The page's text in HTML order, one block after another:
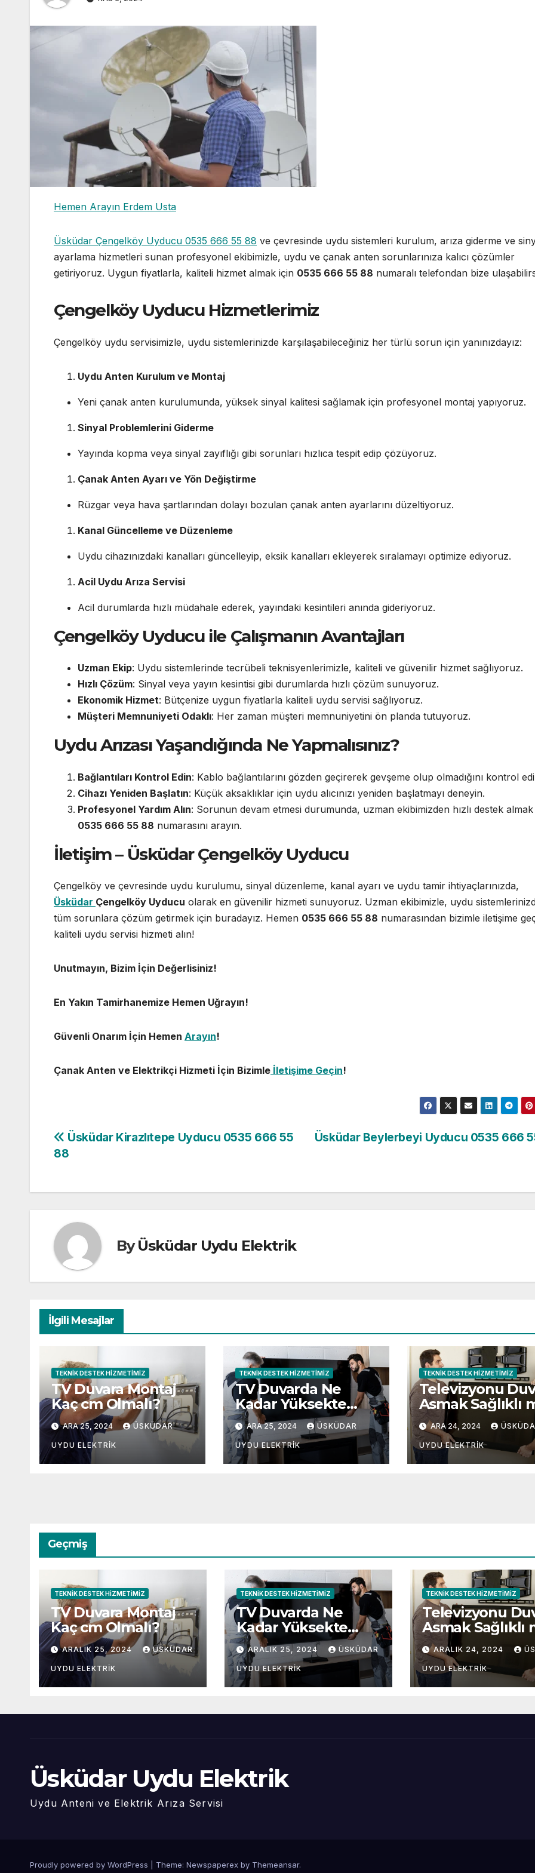
Hemen Arayın Erdem Usta
Üsküdar Çengelköy Uyducu 0535 666 55 88 ve çevresinde uydu sistemleri kurulum, arıza giderme ve
ayarlama hizmetleri sunan profesyonel ekibimizle, uydu ve çanak anten sorunlarınıza kalıcı çözümler
getiriyoruz. Uygun fiyatlarla, kaliteli hizmet almak için 0535 666 55 88 numaralı telefondan bize
Çengelköy Uyducu Hizmetlerimiz
Çengelköy uydu servisimizle, uydu sistemlerinizde karşılaşabileceğiniz her türlü sorun için yanınızdayız:
Uydu Anten Kurulum ve Montaj
Yeni çanak anten kurulumunda, yüksek sinyal kalitesi sağlamak için profesyonel montaj yapıyoruz.
Sinyal Problemlerini Giderme
Yayında kopma veya sinyal zayıflığı gibi sorunları hızlıca tespit edip çözüyoruz.
Çanak Anten Ayarı ve Yön Değiştirme
Rüzgar veya hava şartlarından dolayı bozulan çanak anten ayarlarını düzeltiyoruz.
Kanal Güncelleme ve Düzenleme
Uydu cihazınızdaki kanalları güncelleyip, eksik kanalları ekleyerek sıralamayı optimize ediyoruz.
Acil Uydu Arıza Servisi
Acil durumlarda hızlı müdahale ederek, yayındaki kesintileri anında gideriyoruz.
Çengelköy Uyducu ile Çalışmanın Avantajları
Uzman Ekip: Uydu sistemlerinde tecrübeli teknisyenlerimizle, kaliteli ve güvenilir hizmet sağlıyoruz.
Hızlı Çözüm: Sinyal veya yayın kesintisi gibi durumlarda hızlı çözüm sunuyoruz.
Ekonomik Hizmet: Bütçenize uygun fiyatlarla kaliteli uydu servisi sağlıyoruz.
Müşteri Memnuniyeti Odaklı: Her zaman müşteri memnuniyetini ön planda tutuyoruz.
Uydu Arızası Yaşandığında Ne Yapmalısınız?
Bağlantıları Kontrol Edin: Kablo bağlantılarını gözden geçirerek gevşeme olup olmadığını kontrol
Cihazı Yeniden Başlatın: Küçük aksaklıklar için uydu alıcınızı yeniden başlatmayı deneyin.
Profesyonel Yardım Alın: Sorunun devam etmesi durumunda, uzman ekibimizden hızlı destek
0535 666 55 88 numarasını arayın.
İletişim – Üsküdar Çengelköy Uyducu
Çengelköy ve çevresinde uydu kurulumu, sinyal düzenleme, kanal ayarı ve uydu tamir ihtiyaçlarınızda,
Üsküdar Çengelköy Uyducu olarak en güvenilir hizmeti sunuyoruz. Uzman ekibimizle, uydu
tüm sorunlara çözüm getirmek için buradayız. Hemen 0535 666 55 88 numarasından bizimle iletişime
kaliteli uydu servisi hizmeti alın!
Unutmayın, Bizim İçin Değerlisiniz!
En Yakın Tamirhanemize Hemen Uğrayın!
Güvenli Onarım İçin Hemen Arayın!
Çanak Anten ve Elektrikçi Hizmeti İçin Bizimle İletişime Geçin!
Yazı
Üsküdar Beylerbeyi Uyducu 0535 666
Üsküdar Kirazlıtepe Uyducu 0535 666 55
88
ByÜsküdar Uydu Elektrik
İlgili Mesajlar
TEKNIK DESTEK HIZMETIMIZ
TV Duvara Montaj
Kaç cm Olmalı?
ARA 25, 2024 ÜSKÜDAR
UYDU ELEKTRIK
TEKNIK DESTEK HIZMETIMIZ
TV Duvarda Ne
Kadar Yüksekte
Olmalı?
ARA 25, 2024 ÜSKÜDAR
UYDU ELEKTRIK
TEKNIK DESTEK HIZMETIMIZ
Televizyonu
Asmak Sağlıklı
ARA 24, 2024
UYDU ELEKTRIK
Geçmiş
TEKNIK DESTEK HIZMETIMIZ
TV Duvara Montaj
Kaç cm Olmalı?
ARALIK 25, 2024 ÜSKÜDAR
UYDU ELEKTRIK
TEKNIK DESTEK HIZMETIMIZ
TV Duvarda Ne
Kadar Yüksekte
Olmalı?
ARALIK 25, 2024 ÜSKÜDAR
UYDU ELEKTRIK
TEKNIK DESTEK HIZMETIMIZ
Televizyonu
Asmak Sağlıklı
ARALIK 24, 2024
UYDU ELEKTRIK
Üsküdar Uydu Elektrik
Uydu Anteni ve Elektrik Arıza Servisi
Proudly powered by WordPress Theme: Newspaperex by Themeansar.